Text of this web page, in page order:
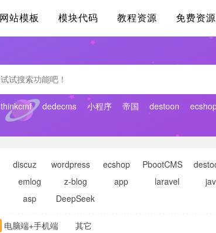
网站模板 模块代码 教程资源 免费资源
thinkcmf dedecms 小程序 帝国 destoon
discuz wordpress ecshop PbootCMS
emlog z-blog app laravel
asp DeepSeek
电脑端+手机端 其它